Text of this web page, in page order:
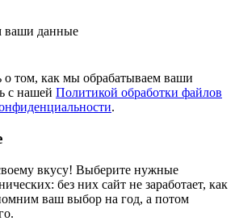
ваши данные
о том, как мы обрабатываем ваши
с нашей Политикой обработки файлов
.
вкусу! Выберите нужные
без них сайт не заработает, как
ваш выбор на год, а потом